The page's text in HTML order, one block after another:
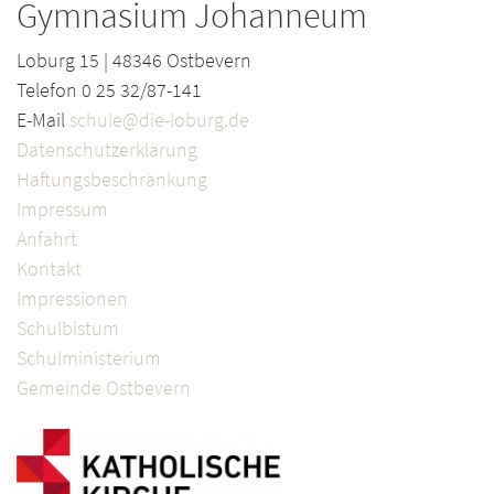
Gymnasium Johanneum
Loburg 15 | 48346 Ostbevern
Telefon 0 25 32/87-141
E-Mail schule@die-loburg.de
Datenschutzerklärung
Haftungsbeschränkung
Impressum
Anfahrt
Kontakt
Impressionen
Schulbistum
Schulministerium
Gemeinde Ostbevern